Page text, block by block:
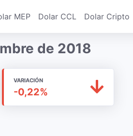
MEP Dolar CCL Dolar Cripto
de 2018
VARIACIÓN
-0,22%